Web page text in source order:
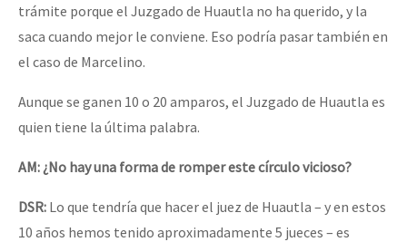
trámite porque el Juzgado de Huautla no ha querido, y la
saca cuando mejor le conviene. Eso podría pasar también en
el caso de Marcelino.
Aunque se ganen 10 o 20 amparos, el Juzgado de Huautla es
quien tiene la última palabra.
AM: ¿No hay una forma de romper este círculo vicioso?
DSR: Lo que tendría que hacer el juez de Huautla – y en estos
10 años hemos tenido aproximadamente 5 jueces – es